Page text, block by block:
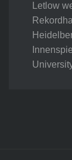
Letlow